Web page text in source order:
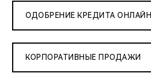
ОДОБРЕНИЕ КРЕДИТА ОНЛАЙН
КОРПОРАТИВНЫЕ ПРОДАЖИ